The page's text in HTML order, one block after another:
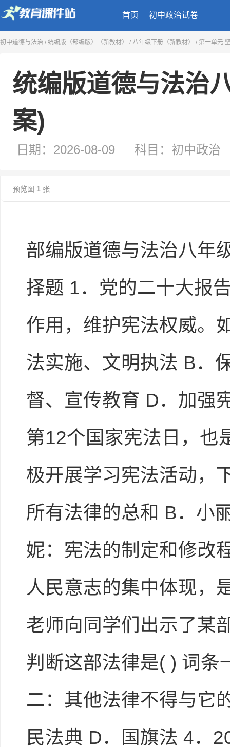
首页 初中政治试卷
初中道德与法治 / 统编版（部编版）（新教材） / 八年级下册（新教材） / 第一单元
统编版道德与法治八年级下册2.1依宪治
日期：2026-08-09 科目：初中政治 类型：试卷 来源：二一教育课件站
预览图 1 张
部编版道德与法治八年
择题 1．党的二十大报
作用，维护宪法权威
法实施、文明执法 B．
督、宣传教育 D．加强
第12个国家宪法日，也
极开展学习宪法活动，
所有法律的总和 B．小
妮：宪法的制定和修改
人民意志的集中体现，
老师向同学们出示了某
判断这部法律是( ) 词
二：其他法律不得与它
民法典 D．国旗法 4．